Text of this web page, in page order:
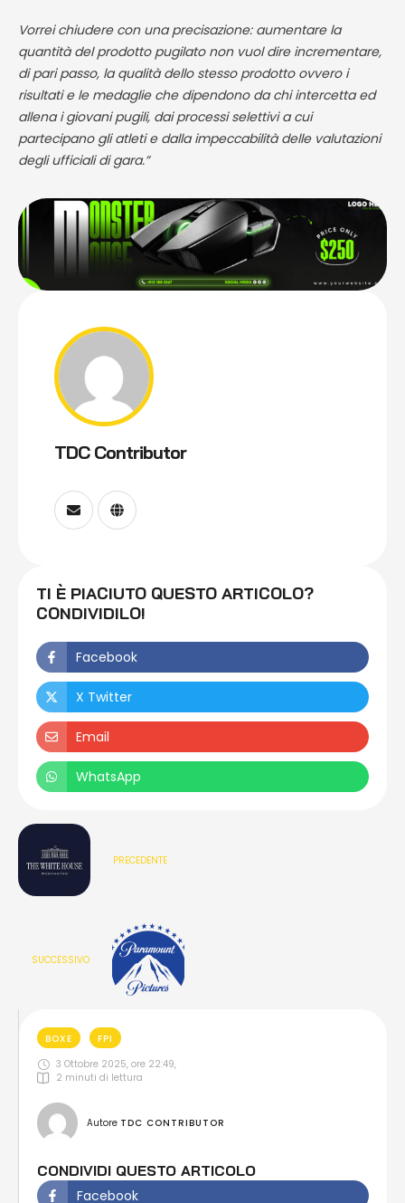
Vorrei chiudere con una precisazione: aumentare la
quantità del prodotto pugilato non vuol dire incrementare,
di pari passo, la qualità dello stesso prodotto ovvero i
risultati e le medaglie che dipendono da chi intercetta ed
allena i giovani pugili, dai processi selettivi a cui
partecipano gli atleti e dalla impeccabilità delle valutazioni
degli ufficiali di gara.”
TDC Contributor
TI È PIACIUTO QUESTO ARTICOLO?
CONDIVIDILO!
Facebook
X Twitter
Email
WhatsApp
PRECEDENTE
SUCCESSIVO
BOXE
FPI
3 Ottobre 2025, ore 22:49,
2 minuti di lettura
Autore TDC CONTRIBUTOR
CONDIVIDI QUESTO ARTICOLO
Facebook